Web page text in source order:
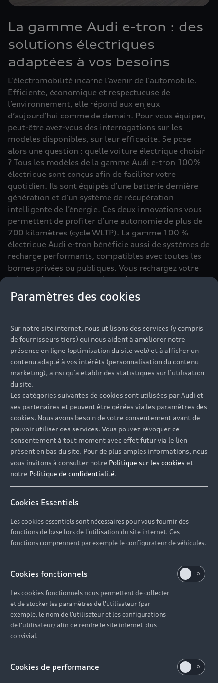
La gamme Audi e-tron : des
solutions électriques
adaptées à vos besoins
L’électromobilité incarne l’avenir de l’automobile.
Efficiente, économique et respectueuse de
l’environnement, elle répond aux enjeux
d’aujourd’hui comme de demain. Pour vous équiper,
peut-être avez-vous des interrogations sur les
modèles disponibles, sur leur efficacité. Se pose
alors une question : quelle voiture électrique choisir
? Tous les modèles de la gamme Audi e-tron 100%
électrique sont conçus afin de faciliter votre
quotidien. Ils sont équipés d’une batterie dernière
génération et d’un système de récupération
intelligente de l’énergie. Ces deux innovations vous
permettent de profiter d’une autonomie de plus de
700 kilomètres (cycle WLTP). La gamme 100 %
électrique Audi e-tron bénéficie aussi de systèmes de
recharge performants, compatibles avec toutes les
bornes privées ou publiques. Vous rechargez votre
voiture électrique en quelques heures à votre
domicile et en 30 minutes à peine sur votre route,
sur une borne rapide.
Audi Q4 e-tron et Q4
Sportback e-tron :
lʼélectromobilité en SUV
Compact
SUV Compacts polyvalents et familiaux, les SUV Q4
e-tron et Q4 Sportback e-tron représentent le
nouveau visage de la mobilité électrique. Leur
aérodynamisme est assuré par l’allure sculptée sur la
ligne du modèle jusqu’à sa puissante architecture
Paramètres des cookies
Sur notre site internet, nous utilisons des services (y compris
de fournisseurs tiers) qui nous aident à améliorer notre
présence en ligne (optimisation du site web) et à afficher un
contenu adapté à vos intérêts (personnalisation du contenu
marketing), ainsi qu’à établir des statistiques sur l’utilisation
du site.
Les catégories suivantes de cookies sont utilisées par Audi et
ses partenaires et peuvent être gérées via les paramètres des
cookies. Nous avons besoin de votre consentement avant de
pouvoir utiliser ces services. Vous pouvez révoquer ce
consentement à tout moment avec effet futur via le lien
présent en bas du site. Pour de plus amples informations, nous
vous invitons à consulter notre Politique sur les cookies et
notre Politique de confidentialité.
Cookies Essentiels
Les cookies essentiels sont nécessaires pour vous fournir des
fonctions de base lors de l'utilisation du site internet. Ces
fonctions comprennent par exemple le configurateur de véhicules.
Cookies fonctionnels
Les cookies fonctionnels nous permettent de collecter
et de stocker les paramètres de l'utilisateur (par
exemple, le nom de l'utilisateur et les configurations
de l'utilisateur) afin de rendre le site internet plus
convivial.
Cookies de performance